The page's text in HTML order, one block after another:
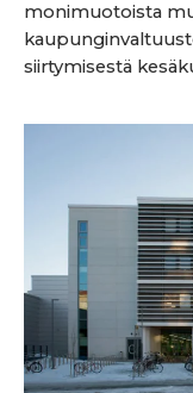
monimuotoista
siirtymisestä